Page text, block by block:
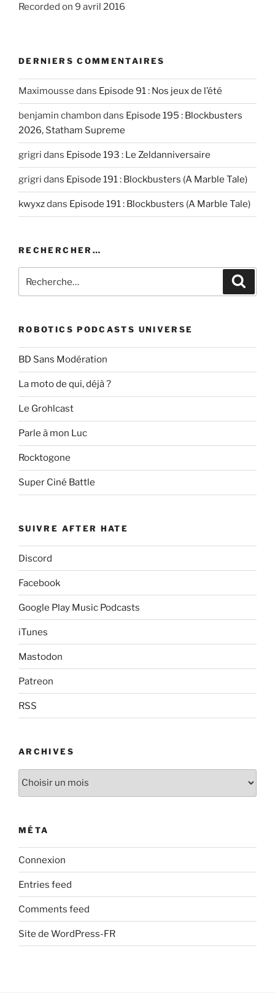
SHARE
EMBED
Recorded on 9 avril 2016
DERNIERS COMMENTAIRES
Maximousse dans Episode 91 : Nos jeux de l’été
benjamin chambon dans Episode 195 : Blockbusters
2026, Statham Supreme
grigri dans Episode 193 : Le Zeldanniversaire
grigri dans Episode 191 : Blockbusters (A Marble Tale)
kwyxzdans Episode 191 : Blockbusters (A Marble Tale)
RECHERCHER…
pour
ROBOTICS PODCASTS UNIVERSE
BD Sans Modération
La moto de qui, déjà ?
Le Grohlcast
Parle à mon Luc
Rocktogone
Super Ciné Battle
SUIVRE AFTER HATE
Discord
Facebook
Google Play Music Podcasts
iTunes
Mastodon
Patreon
RSS
ARCHIVES
Archives
MÉTA
Connexion
Entries feed
Comments feed
Site de WordPress-FR